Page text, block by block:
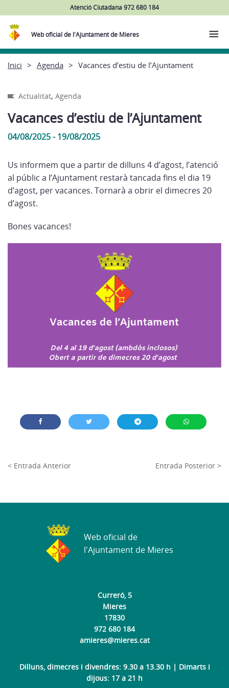
Atenció Ciutadana 972 680 184
Web oficial de l'Ajuntament de Mieres
Inici Agenda Vacances d’estiu de l’Ajuntament
Actualitat, Agenda
Vacances d’estiu de l’Ajuntament
04/08/2025 - 19/08/2025
Us informem que a partir de dilluns 4 d’agost, l’atenció
al públic a l’Ajuntament restarà tancada fins el dia 19
d’agost, per vacances. Tornarà a obrir el dimecres 20
d’agost.
Bones vacances!
< Entrada Anterior Entrada Posterior >
Curreró, 5
Mieres
17830
972 680 184
amieres@mieres.cat
Dilluns, dimecres i divendres: 9.30 a 13.30 h | Dimarts i
dijous: 17 a 21 h
Web oficial de
l'Ajuntament de Mieres